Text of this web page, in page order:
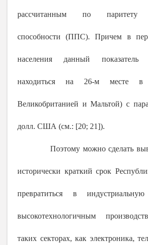
рассчитанным по паритету
способности (ППС). Причем в
населения данный
находиться на 26-м месте
Великобританией и Мальтой) с
долл. США (см.: [20; 21]).
Поэтому можно сделать
исторически краткий срок
превратиться в
высокотехнологичным
таких секторах, как электроника,